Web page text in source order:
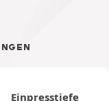
Einpresstiefe